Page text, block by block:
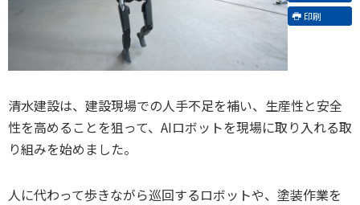
印刷
清水建設は、建設現場での人手不足を補い、生産性と安全
性を高めることを狙って、AIロボットを現場に取り入れる取
り組みを始めました。
人に代わって歩きながら巡回するロボットや、塗装作業を